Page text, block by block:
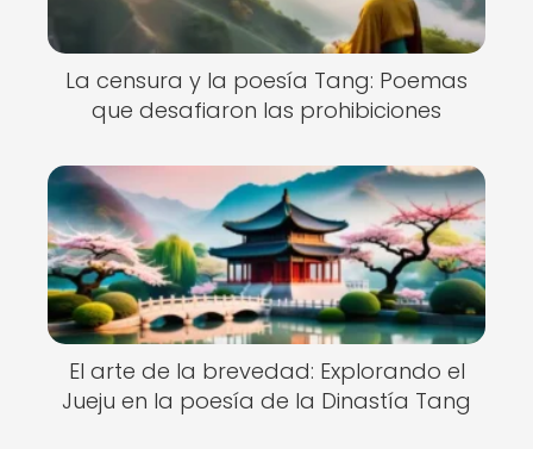
La censura y la poesía Tang: Poemas
que desafiaron las prohibiciones
El arte de la brevedad: Explorando el
Jueju en la poesía de la Dinastía Tang